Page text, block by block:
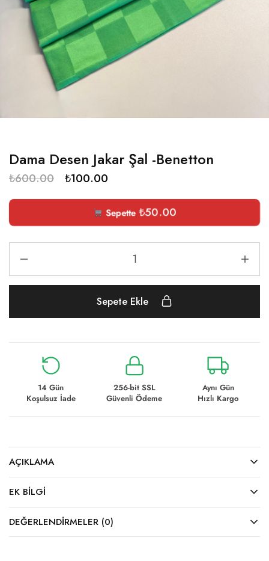
Dama Desen Jakar Şal -Benetton
₺600.00 ₺100.00
Sepette₺50.00
Sepete Ekle
14 Gün
Koşulsuz İade
256-bit SSL
Güvenli Ödeme
Aynı Gün
Hızlı Kargo
AÇIKLAMA
EK BILGI
DEĞERLENDIRMELER (0)